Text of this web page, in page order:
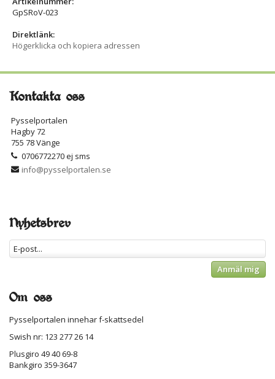
GpSRoV-023
Direktlänk:
Högerklicka och kopiera adressen
Kontakta oss
Pysselportalen
Hagby 72
755 78 Vänge
0706772270 ej sms
info@pysselportalen.se
Nyhetsbrev
Anmäl mig
Om oss
Pysselportalen innehar f-skattsedel
Swish nr: 123 277 26 14
Plusgiro 49 40 69-8
Bankgiro 359-3647